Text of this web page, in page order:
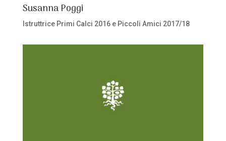
Susanna Poggi
Istruttrice Primi Calci 2016 e Piccoli Amici 2017/18